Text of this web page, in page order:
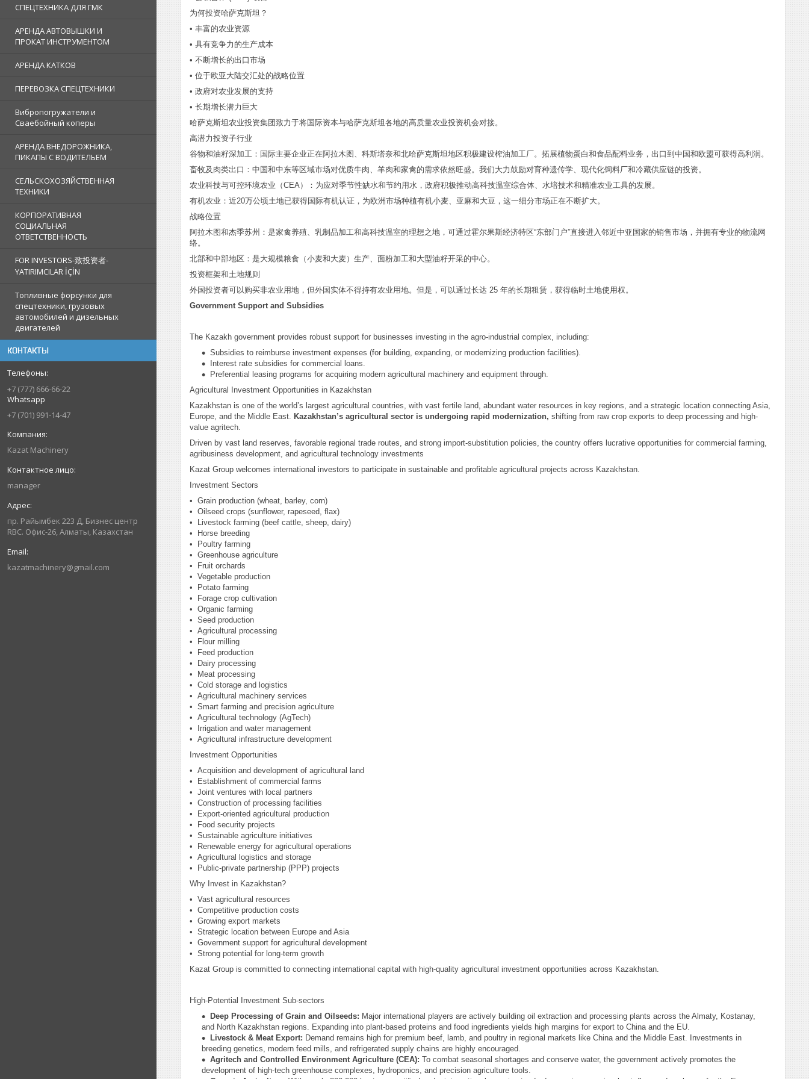
СПЕЦТЕХНИКА ДЛЯ ГМК
АРЕНДА АВТОВЫШКИ И
ПРОКАТ ИНСТРУМЕНТОМ
АРЕНДА КАТКОВ
ПЕРЕВОЗКА СПЕЦТЕХНИКИ
Вибропогружатели и
Сваебойный коперы
АРЕНДА ВНЕДОРОЖНИКА,
ПИКАПЫ С ВОДИТЕЛЬЕМ
СЕЛЬСКОХОЗЯЙСТВЕННАЯ
ТЕХНИКИ
КОРПОРАТИВНАЯ
СОЦИАЛЬНАЯ
ОТВЕТСТВЕННОСТЬ
FOR INVESTORS-致投资者-
YATIRIMCILAR İÇİN
Топливные форсунки для
спецтехники, грузовых
автомобилей и дизельных
двигателей
КОНТАКТЫ
+7 (777) 666-66-22
Whatsapp
+7 (701) 991-14-47
Kazat Machinery
manager
пр. Райымбек 223 Д, Бизнес центр
RBC. Офис-26, Алматы, Казахстан
kazatmachinery@gmail.com
为何投资哈萨克斯坦？
• 丰富的农业资源
• 具有竞争力的生产成本
• 不断增长的出口市场
• 位于欧亚大陆交汇处的战略位置
• 政府对农业发展的支持
• 长期增长潜力巨大
哈萨克斯坦农业投资集团致力于将国际资本与哈萨克斯坦各地的高质量农业投资机会对接。
高潜力投资子行业
谷物和油籽深加工：国际主要企业正在阿拉木图、科斯塔奈和北哈萨克斯坦地区积极建设榨油加工厂。拓展植物蛋白和食品配料业务，出口到中国和欧盟可获得高利润。
畜牧及肉类出口：中国和中东等区域市场对优质牛肉、羊肉和家禽的需求依然旺盛。我们大力鼓励对育种遗传学、现代化饲料厂和冷藏供应链的投资。
农业科技与可控环境农业（CEA）：为应对季节性缺水和节约用水，政府积极推动高科技温室综合体、水培技术和精准农业工具的发展。
有机农业：近20万公顷土地已获得国际有机认证，为欧洲市场种植有机小麦、亚麻和大豆，这一细分市场正在不断扩大。
战略位置
阿拉木图和杰季苏州：是家禽养殖、乳制品加工和高科技温室的理想之地，可通过霍尔果斯经济特区“东部门户”直接进入邻近中亚国家的销售市场，并拥有专业的物流网
络。
北部和中部地区：是大规模粮食（小麦和大麦）生产、面粉加工和大型油籽开采的中心。
投资框架和土地规则
外国投资者可以购买非农业用地，但外国实体不得持有农业用地。但是，可以通过长达 25 年的长期租赁，获得临时土地使用权。
Government Support and Subsidies
The Kazakh government provides robust support for businesses investing in the agro-industrial complex, including:
Subsidies to reimburse investment expenses (for building, expanding, or modernizing production facilities).
Interest rate subsidies for commercial loans.
Preferential leasing programs for acquiring modern agricultural machinery and equipment through.
Agricultural Investment Opportunities in Kazakhstan
Kazakhstan is one of the world’s largest agricultural countries, with vast fertile land, abundant water resources in key regions, and a strategic location connecting Asia,
Europe, and the Middle East. Kazakhstan’s agricultural sector is undergoing rapid modernization, shifting from raw crop exports to deep processing and high-
value agritech.
Driven by vast land reserves, favorable regional trade routes, and strong import-substitution policies, the country offers lucrative opportunities for commercial farming,
agribusiness development, and agricultural technology investments
Kazat Group welcomes international investors to participate in sustainable and profitable agricultural projects across Kazakhstan.
Investment Sectors
•⁠ ⁠Grain production (wheat, barley, corn)
•⁠ ⁠Oilseed crops (sunflower, rapeseed, flax)
•⁠ ⁠Livestock farming (beef cattle, sheep, dairy)
•⁠ ⁠Horse breeding
•⁠ ⁠Poultry farming
•⁠ ⁠Greenhouse agriculture
•⁠ ⁠Fruit orchards
•⁠ ⁠Vegetable production
•⁠ ⁠Potato farming
•⁠ ⁠Forage crop cultivation
•⁠ ⁠Organic farming
•⁠ ⁠Seed production
•⁠ ⁠Agricultural processing
•⁠ ⁠Flour milling
•⁠ ⁠Feed production
•⁠ ⁠Dairy processing
•⁠ ⁠Meat processing
•⁠ ⁠Cold storage and logistics
•⁠ ⁠Agricultural machinery services
•⁠ ⁠Smart farming and precision agriculture
•⁠ ⁠Agricultural technology (AgTech)
•⁠ ⁠Irrigation and water management
•⁠ ⁠Agricultural infrastructure development
Investment Opportunities
•⁠ ⁠Acquisition and development of agricultural land
•⁠ ⁠Establishment of commercial farms
•⁠ ⁠Joint ventures with local partners
•⁠ ⁠Construction of processing facilities
•⁠ ⁠Export-oriented agricultural production
•⁠ ⁠Food security projects
•⁠ ⁠Sustainable agriculture initiatives
•⁠ ⁠Renewable energy for agricultural operations
•⁠ ⁠Agricultural logistics and storage
•⁠ ⁠Public-private partnership (PPP) projects
Why Invest in Kazakhstan?
•⁠ ⁠Vast agricultural resources
•⁠ ⁠Competitive production costs
•⁠ ⁠Growing export markets
•⁠ ⁠Strategic location between Europe and Asia
•⁠ ⁠Government support for agricultural development
•⁠ ⁠Strong potential for long-term growth
Kazat Group is committed to connecting international capital with high-quality agricultural investment opportunities across Kazakhstan.
High-Potential Investment Sub-sectors
Deep Processing of Grain and Oilseeds: Major international players are actively building oil extraction and processing plants across the Almaty, Kostanay,
and North Kazakhstan regions. Expanding into plant-based proteins and food ingredients yields high margins for export to China and the EU.
Livestock & Meat Export: Demand remains high for premium beef, lamb, and poultry in regional markets like China and the Middle East. Investments in
breeding genetics, modern feed mills, and refrigerated supply chains are highly encouraged.
Agritech and Controlled Environment Agriculture (CEA): To combat seasonal shortages and conserve water, the government actively promotes the
development of high-tech greenhouse complexes, hydroponics, and precision agriculture tools.